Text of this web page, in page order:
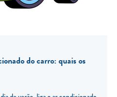
do carro: quais os